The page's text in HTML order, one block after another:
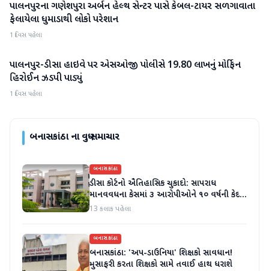
બનાસકાંઠા
પાલનપુરના ગણેશપુરા અર્બન હેલ્થ સેન્ટર પાસે કેબલ-ટાયર સળગાવાતા
ફેલાયેલા ધુમાડાથી લોકો પરેશાન
1 દિવસ પહેલા
બનાસકાંઠા
પાલનપુર-ડીસા હાઇવે પર એસઓજી પોલીસે 19.80 લાખનું મોર્ફિન
હિરોઈન ઝડપી પાડ્યું
1 દિવસ પહેલા
બનાસકાંઠાના વધુ સમાચાર
બનાસકાંઠા
ડીસા કોર્ટનો ઐતિહાસિક ચુકાદો: સાપરાધ
માનવવધના કેસમાં ૩ આરોપીઓને ૧૦ વર્ષની કેદ
અને ૬ લાખનો દંડ
13 કલાક પહેલા
બનાસકાંઠા
બનાસકાંઠા: 'અપ-ડાઉનિયા' શિક્ષકો સાવધાન!
મુસાફરી કરતા શિક્ષકો સામે તવાઈ હાથ ધરાશે